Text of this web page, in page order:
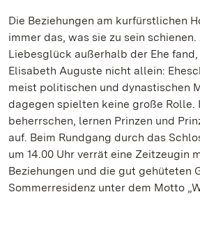
Die Beziehungen am kurfürstlichen
immer das, was sie zu sein
Liebesglück außerhalb der Ehe
Elisabeth Auguste nicht allein:
meist politischen und dynastischen
dagegen spielten keine große Rolle.
beherrschen, lernen Prinzen und
auf. Beim Rundgang durch das
um 14.00 Uhr verrät eine Zeitzeugin
Beziehungen und die gut gehüteten
Sommerresidenz unter dem Motto